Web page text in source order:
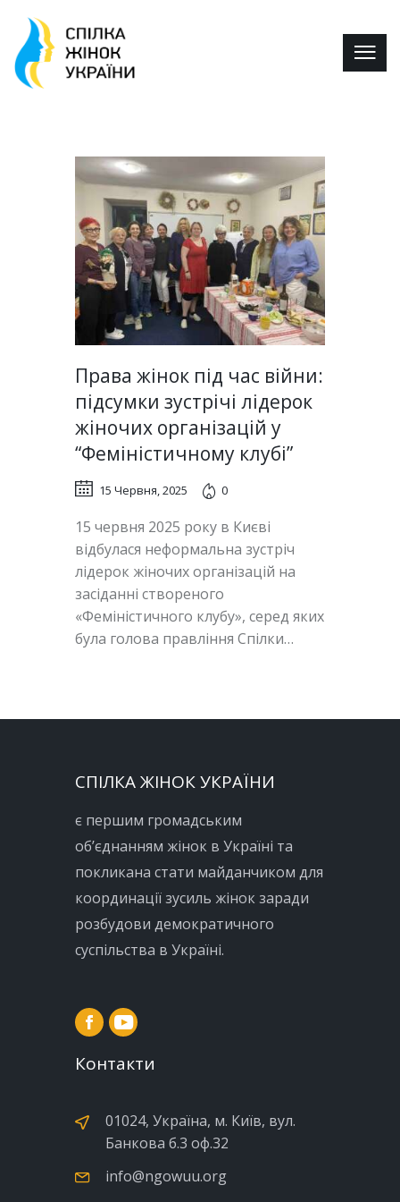
Права жінок під час війни:
підсумки зустрічі лідерок
жіночих організацій у
“Феміністичному клубі”
15 Червня, 2025 0
15 червня 2025 року в Києві
відбулася неформальна зустріч
лідерок жіночих організацій на
засіданні створеного
«Феміністичного клубу», серед яких
була голова правління Спілки…
СПІЛКА ЖІНОК УКРАЇНИ
є першим громадським
об’єднанням жінок в Україні та
покликана стати майданчиком для
координації зусиль жінок заради
розбудови демократичного
суспільства в Україні.
Контакти
01024, Україна, м. Київ, вул.
Банкова б.3 оф.32
info@ngowuu.org